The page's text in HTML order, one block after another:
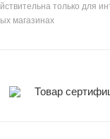
только для
магазинах
Товар